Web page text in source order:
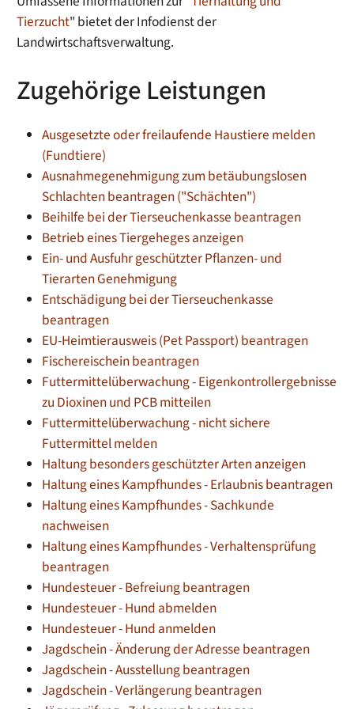
Tierzucht" bietet der Infodienst der
Landwirtschaftsverwaltung.
Zugehörige Leistungen
Ausgesetzte oder freilaufende Haustiere melden
(Fundtiere)
Ausnahmegenehmigung zum betäubungslosen
Schlachten beantragen ("Schächten")
Beihilfe bei der Tierseuchenkasse beantragen
Betrieb eines Tiergeheges anzeigen
Ein- und Ausfuhr geschützter Pflanzen- und
Tierarten Genehmigung
Entschädigung bei der Tierseuchenkasse
beantragen
EU-Heimtierausweis (Pet Passport) beantragen
Fischereischein beantragen
Futtermittelüberwachung - Eigenkontrollergebnisse
zu Dioxinen und PCB mitteilen
Futtermittelüberwachung - nicht sichere
Futtermittel melden
Haltung besonders geschützter Arten anzeigen
Haltung eines Kampfhundes - Erlaubnis beantragen
Haltung eines Kampfhundes - Sachkunde
nachweisen
Haltung eines Kampfhundes - Verhaltensprüfung
beantragen
Hundesteuer - Befreiung beantragen
Hundesteuer - Hund abmelden
Hundesteuer - Hund anmelden
Jagdschein - Änderung der Adresse beantragen
Jagdschein - Ausstellung beantragen
Jagdschein - Verlängerung beantragen